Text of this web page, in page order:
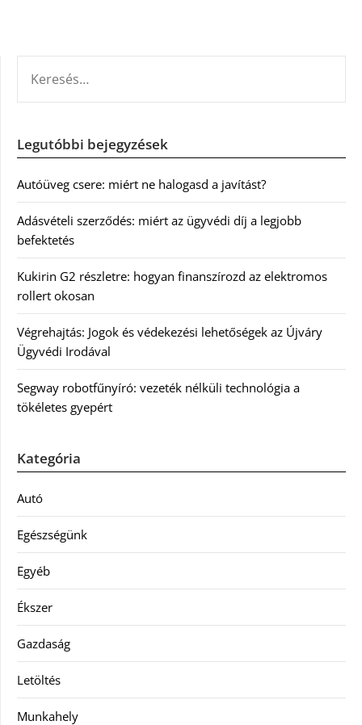
Legutóbbi bejegyzések
Autóüveg csere: miért ne halogasd a javítást?
Adásvételi szerződés: miért az ügyvédi díj a legjobb
befektetés
Kukirin G2 részletre: hogyan finanszírozd az elektromos
rollert okosan
Végrehajtás: Jogok és védekezési lehetőségek az Újváry
Ügyvédi Irodával
Segway robotfűnyíró: vezeték nélküli technológia a
tökéletes gyepért
Kategória
Autó
Egészségünk
Egyéb
Ékszer
Gazdaság
Letöltés
Munkahely